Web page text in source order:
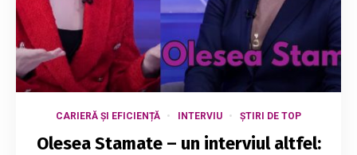
CARIERĂ ȘI EFICIENȚĂ INTERVIU ȘTIRI DE TOP
Olesea Stamate – un interviul altfel: